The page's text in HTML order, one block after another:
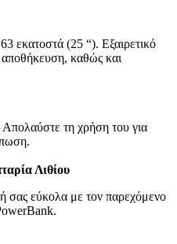
εκατοστά (25 “). Εξαιρετικό
καθώς και
τη χρήση του για
Λιθίου
σας εύκολα με τον παρεχόμενο